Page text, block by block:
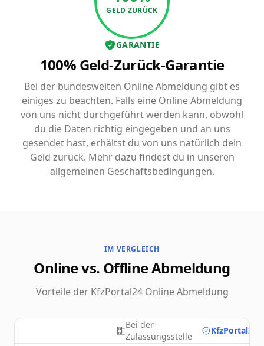
GELD ZURÜCK
GARANTIE
100% Geld-Zurück-Garantie
Bei der bundesweiten Online Abmeldung gibt es
einiges zu beachten. Falls eine Online Abmeldung
von uns nicht durchgeführt werden kann, obwohl
du die Daten richtig eingegeben und an uns
gesendet hast, erhältst du von uns natürlich dein
Geld zurück. Mehr dazu findest du in unseren
allgemeinen Geschäftsbedingungen.
IM VERGLEICH
Online vs. Offline Abmeldung
Vorteile der KfzPortal24 Online Abmeldung
Bei der
Zulassungsstelle